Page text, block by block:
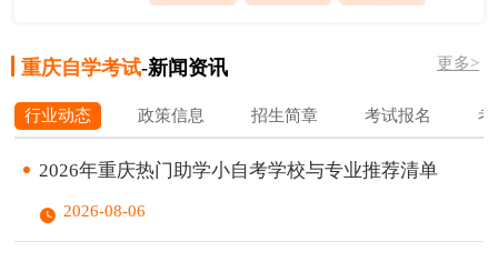
考试考点、全国公共英语考试考点、全国计
我校成人教育处（管理部门）和成教部（教
院，集管理和教学职能于一体。2000年5
业技术学院（后更名为应用外语学院），两
块牌子一套班子，开展统招高职专本科教
育。随着成人高等教育、高等教育自学考试
重庆自学考试-新闻资讯 更多>
行业动态 政策信息 招生简章 考试报名 考
2026年重庆热门助学小自考学校与专业推荐清单
2026-08-06